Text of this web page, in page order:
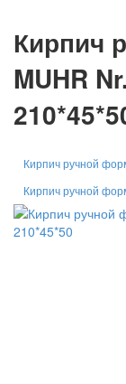
Кирпич
MUHR
Кирпич ручной
Кирпич ручной